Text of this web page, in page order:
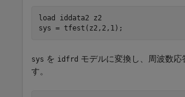
load iddata2
z2
sys = tfest(z2,2,1);
sys を idfrd モデルに変換し、周波数応
す。